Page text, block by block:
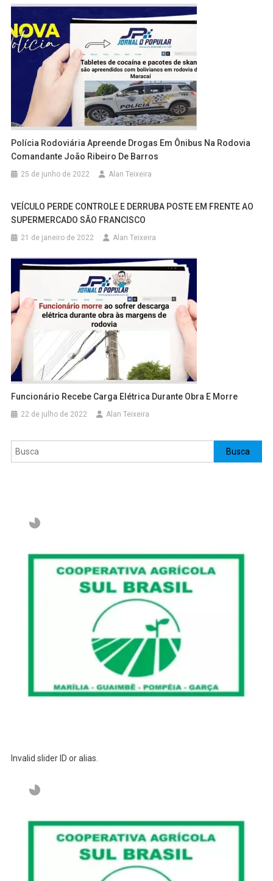
Polícia Rodoviária Apreende Drogas Em Ônibus Na Rodovia
Comandante João Ribeiro De Barros
25 de junho de 2022 Alan Teixeira
VEÍCULO PERDE CONTROLE E DERRUBA POSTE EM FRENTE AO
SUPERMERCADO SÃO FRANCISCO
21 de janeiro de 2022 Alan Teixeira
Funcionário Recebe Carga Elétrica Durante Obra E Morre
22 de julho de 2022 Alan Teixeira
Pesquisar Busca
Invalid slider ID or alias.